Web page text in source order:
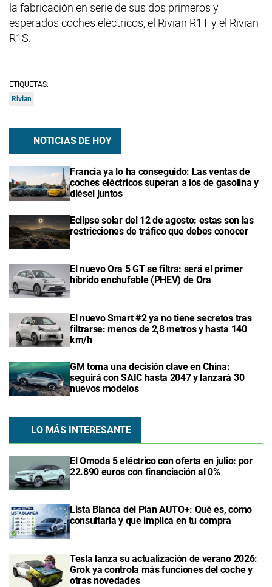
la fabricación en serie de sus dos primeros y
esperados coches eléctricos, el Rivian R1T y el Rivian
R1S.
ETIQUETAS:
Rivian
NOTICIAS DE HOY
Francia ya lo ha conseguido: Las ventas de
coches eléctricos superan a los de gasolina y
diésel juntos
Eclipse solar del 12 de agosto: estas son las
restricciones de tráfico que debes conocer
El nuevo Ora 5 GT se filtra: será el primer
híbrido enchufable (PHEV) de Ora
El nuevo Smart #2 ya no tiene secretos tras
filtrarse: menos de 2,8 metros y hasta 140
km/h
GM toma una decisión clave en China:
seguirá con SAIC hasta 2047 y lanzará 30
nuevos modelos
LO MÁS INTERESANTE
El Omoda 5 eléctrico con oferta en julio: por
22.890 euros con financiación al 0%
Lista Blanca del Plan AUTO+: Qué es, como
consultarla y que implica en tu compra
Tesla lanza su actualización de verano 2026:
Grok ya controla más funciones del coche y
otras novedades